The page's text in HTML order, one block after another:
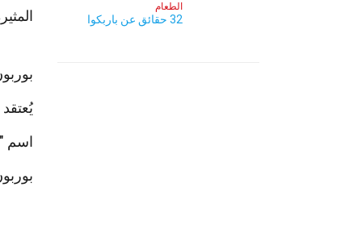
اسم
بوربون
الطعام
32 حقائق عن باربكوا